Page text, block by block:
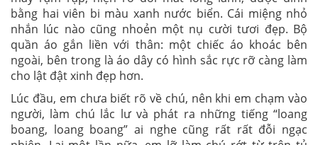
bằng hai viên bi màu xanh nước biển. Cái miệng nhỏ
nhắn lúc nào cũng nhoẻn một nụ cười tươi đẹp. Bộ
quần áo gắn liền với thân: một chiếc áo khoác bên
ngoài, bên trong là áo dây có hình sắc rực rỡ càng làm
cho lật đật xinh đẹp hơn.
Lúc đầu, em chưa biết rõ về chú, nên khi em chạm vào
người, làm chú lắc lư và phát ra những tiếng “loang
boang, loang boang” ai nghe cũng rất rất đỗi ngạc